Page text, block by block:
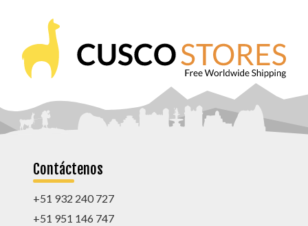
Contáctenos
+51 932 240 727
+51 951 146 747